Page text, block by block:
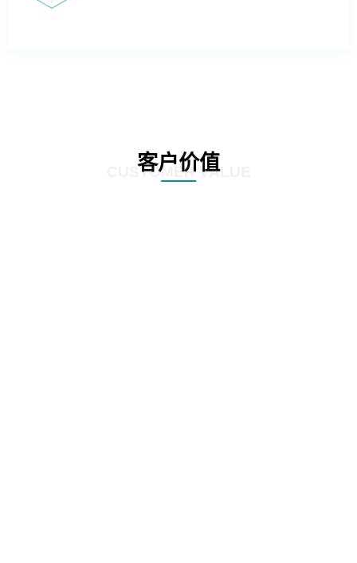
客户价值
CUSTOMER VALUE